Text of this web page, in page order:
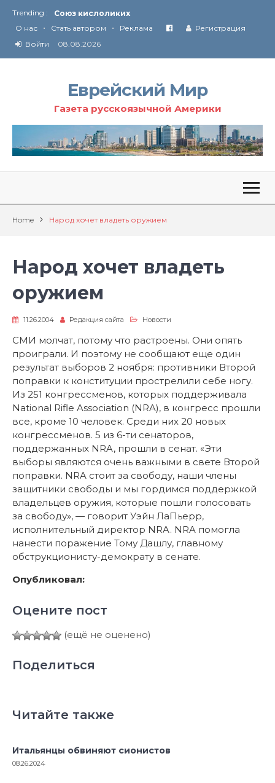
Trending :
Союз кислоликих
Соглашение США с Ираном
Технология Революции в Иране
О нас • Стать автором • Реклама
Регистрация
Войти
08.08.2026
Еврейский Мир
Газета русскоязычной Америки
Home Народ хочет владеть оружием
Народ хочет владеть
оружием
11.26.2004 Редакция сайта Новости
СМИ молчат, потому что растроены. Они опять
проиграли. И поэтому не сообщают еще один
результат выборов 2 ноября: противники Второй
поправки к конституции прострелили себе ногу.
Из 251 конгрессменов, которых поддерживала
National Rifle Association (NRA), в конгресс прошли
все, кроме 10 человек. Среди них 20 новых
конгрессменов. 5 из 6-ти сенаторов,
поддержанных NRA, прошли в сенат. «Эти
выборы являются очень важными в свете Второй
поправки. NRA стоит за свободу, наши члены
защитники свободы и мы гордимся поддержкой
владельцев оружия, которые пошли голосовать
за свободу», — говорит Уэйн ЛаПьерр,
исполнительный директор NRA. NRA помогла
нанести поражение Тому Дашлу, главному
обструкционисту-демократу в сенате.
Опубликовал:
Оцените пост
(ещё не оценено)
Поделиться
Читайте также
Итальянцы обвиняют сионистов
08.26.2024